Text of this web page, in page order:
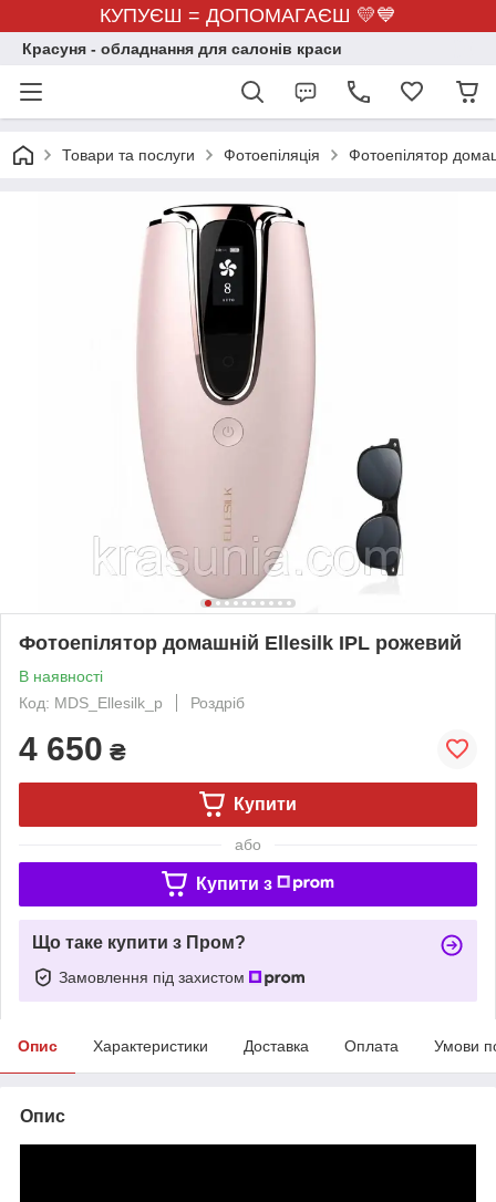
КУПУЄШ = ДОПОМАГАЄШ 💛💙
Красуня - обладнання для салонів краси
Товари та послуги Фотоепіляція Фотоепілятор
Фотоепілятор домашній Ellesilk IPL рожевий
В наявності
Код: MDS_Ellesilk_p
Роздріб
4 650 ₴
Купити
або
Купити з
Що таке купити з Пром?
Замовлення під захистом
Опис Характеристики Доставка Оплата Умови
Опис